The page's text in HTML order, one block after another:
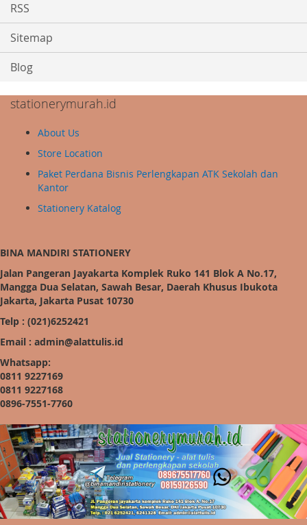
RSS
Sitemap
Blog
stationerymurah.id
About Us
Store Location
Paket Perdana Bisnis Perlengkapan ATK Sekolah dan
Kantor
Stationery Katalog
BINA MANDIRI STATIONERY
Jalan Pangeran Jayakarta Komplek Ruko 141 Blok A No.17,
Mangga Dua Selatan, Sawah Besar, Daerah Khusus Ibukota
Jakarta, Jakarta Pusat 10730
Telp : (021)6252421
Email : admin@alattulis.id
Whatsapp:
0811 9227169
0811 9227168
0896-7551-7760